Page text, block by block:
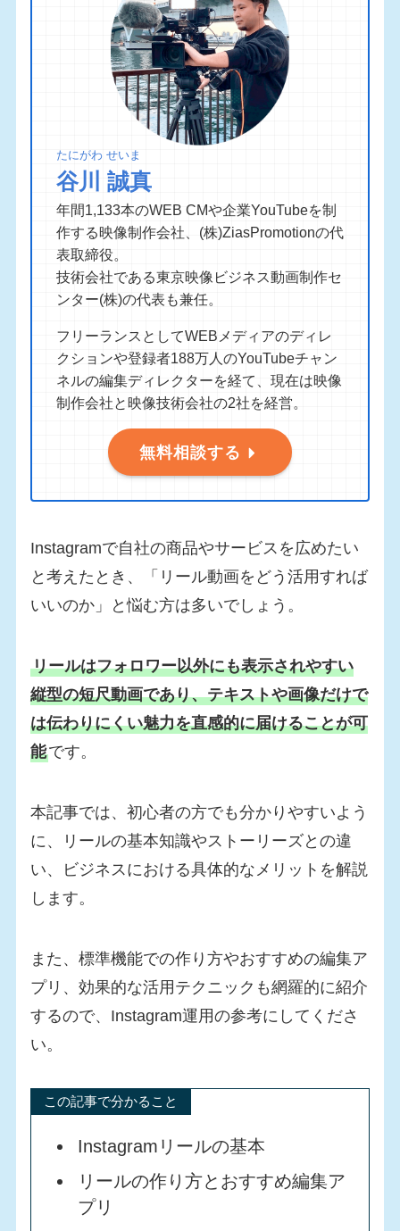
たにがわ せいま
谷川 誠真
年間1,133本のWEB CMや企業YouTubeを制
作する映像制作会社、(株)ZiasPromotionの代
表取締役。
技術会社である東京映像ビジネス動画制作セ
ンター(株)の代表も兼任。
フリーランスとしてWEBメディアのディレ
クションや登録者188万人のYouTubeチャン
ネルの編集ディレクターを経て、現在は映像
制作会社と映像技術会社の2社を経営。
無料相談する
Instagramで自社の商品やサービスを広めたい
と考えたとき、「リール動画をどう活用すれば
いいのか」と悩む方は多いでしょう。
リールはフォロワー以外にも表示されやすい
縦型の短尺動画であり、テキストや画像だけで
は伝わりにくい魅力を直感的に届けることが可
能です。
本記事では、初心者の方でも分かりやすいよう
に、リールの基本知識やストーリーズとの違
い、ビジネスにおける具体的なメリットを解説
します。
また、標準機能での作り方やおすすめの編集ア
プリ、効果的な活用テクニックも網羅的に紹介
するので、Instagram運用の参考にしてくださ
い。
この記事で分かること
Instagramリールの基本
リールの作り方とおすすめ編集ア
プリ